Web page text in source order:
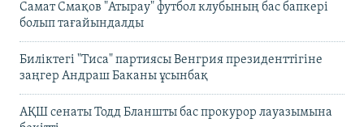
Самат Смақов "Атырау" футбол клубының бас бапкері
болып тағайындалды
Биліктегі "Тиса" партиясы Венгрия президенттігіне
заңгер Андраш Баканы ұсынбақ
АҚШ сенаты Тодд Бланшты бас прокурор лауазымына